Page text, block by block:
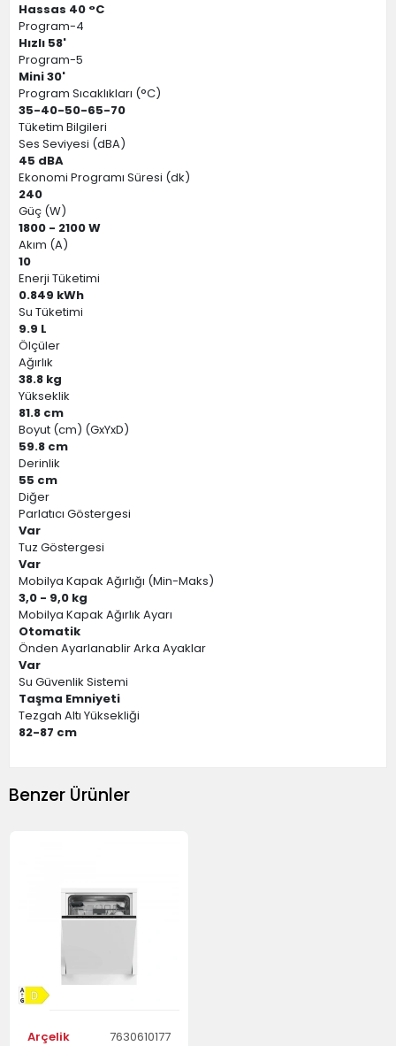
Hassas 40 °C
Program-4
Hızlı 58'
Program-5
Mini 30'
Program Sıcaklıkları (°C)
35-40-50-65-70
Tüketim Bilgileri
Ses Seviyesi (dBA)
45 dBA
Ekonomi Programı Süresi (dk)
240
Güç (W)
1800 - 2100 W
Akım (A)
10
Enerji Tüketimi
0.849 kWh
Su Tüketimi
9.9 L
Ölçüler
Ağırlık
38.8 kg
Yükseklik
81.8 cm
Boyut (cm) (GxYxD)
59.8 cm
Derinlik
55 cm
Diğer
Parlatıcı Göstergesi
Var
Tuz Göstergesi
Var
Mobilya Kapak Ağırlığı (Min-Maks)
3,0 - 9,0 kg
Mobilya Kapak Ağırlık Ayarı
Otomatik
Önden Ayarlanablir Arka Ayaklar
Var
Su Güvenlik Sistemi
Taşma Emniyeti
Tezgah Altı Yüksekliği
82-87 cm
Benzer Ürünler
Arçelik 7630610177